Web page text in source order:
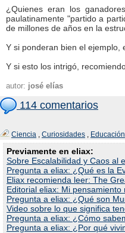
¿Quienes eran los
paulatinamente "partido a
de millones de años en la
Y si ponderan bien el ejemplo,
Y si esto los intrigó,
autor: josé elías
114 comentarios
Ciencia , Curiosidades , Educación
Previamente en eliax:
Sobre Escalabilidad y Caos al
Pregunta a eliax: ¿Qué es la
Eliax recomienda leer: The
Editorial eliax: Mi pensamiento
Pregunta a eliax: ¿Qué son
Video sobre lo que significa
Pregunta a eliax: ¿Cómo
Pregunta a eliax: ¿Por qué